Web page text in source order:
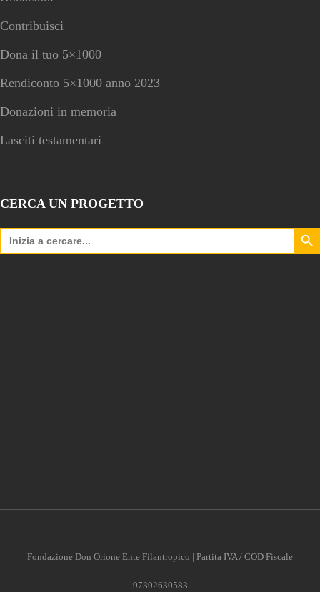
Contribuisci
Dona il tuo 5×1000
Rendiconto 5×1000 anno 2023
Donazioni in memoria
Lasciti testamentari
CERCA UN PROGETTO
Search
for:
Search
Fondazione Don Orione Ente Filantropico | Partita IVA / COD Fiscale
97302630583